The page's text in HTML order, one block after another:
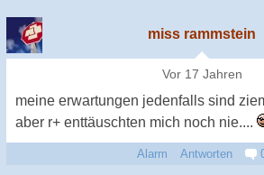
miss rammstein
Vor 17 Jahren
meine erwartungen jedenfalls sind
aber r+ enttäuschten mich noch nie....
Alarm Antworten